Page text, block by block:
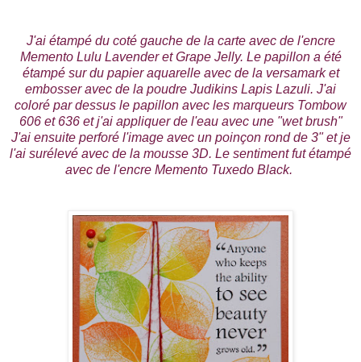
J'ai étampé du coté gauche de la carte avec de l'encre
Memento Lulu Lavender et Grape Jelly. Le papillon a été
étampé sur du papier aquarelle avec de la versamark et
embosser avec de la poudre Judikins Lapis Lazuli. J'ai
coloré par dessus le papillon avec les marqueurs Tombow
606 et 636 et j'ai appliquer de l'eau avec une "wet brush"
J'ai ensuite perforé l'image avec un poinçon rond de 3" et je
l'ai surélevé avec de la mousse 3D. Le sentiment fut étampé
avec de l'encre Memento Tuxedo Black.